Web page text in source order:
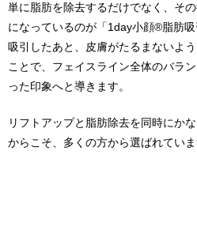
単に脂肪を除去するだけでなく、そ
になっているのが「1day小顔®脂肪
吸引したあと、皮膚がたるまないよ
ことで、フェイスライン全体のバラ
った印象へと導きます。
リフトアップと脂肪除去を同時にか
からこそ、多くの方から選ばれていま